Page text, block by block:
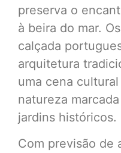
preserva o
à beira do mar.
calçada
arquitetura
uma cena
natureza
jardins históricos.
Com previsão de